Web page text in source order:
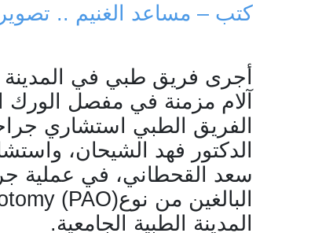
كتب – مساعد الغنيم ..
أجرى فريق طبي في المدينة
آلام مزمنة في مفصل
الفريق الطبي استشاري
الدكتور فهد الشيحان،
سعد القحطاني، في عملية
البالغين من نوع(PAO)
المدينة الطبية الجامعية.